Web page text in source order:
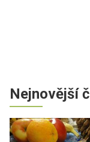
Nejnovější